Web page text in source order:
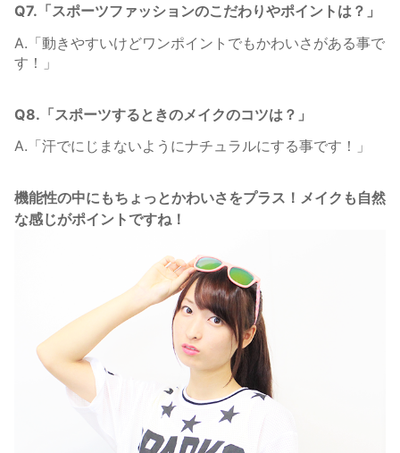
Q7.「スポーツファッションのこだわりやポイントは？」
A.「動きやすいけどワンポイントでもかわいさがある事で
す！」
Q8.「スポーツするときのメイクのコツは？」
A.「汗でにじまないようにナチュラルにする事です！」
機能性の中にもちょっとかわいさをプラス！メイクも自然
な感じがポイントですね！